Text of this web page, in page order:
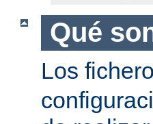
Qué
Los